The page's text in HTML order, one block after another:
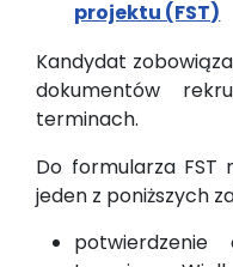
projektu (FST)
Kandydat
dokumentów
terminach.
Do formularza FST
jeden z poniższych
potwierdzenie